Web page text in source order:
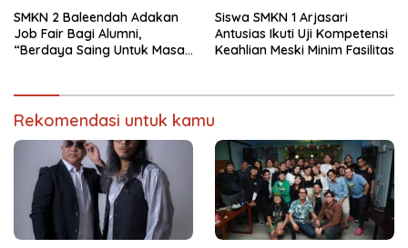
Spesial
SMKN 2 Baleendah Adakan
Job Fair Bagi Alumni,
“Berdaya Saing Untuk Masa
Siswa SMKN 1 Arjasari
Antusias Ikuti Uji Kompetensi
Keahlian Meski Minim Fasilitas
Rekomendasi untuk kamu